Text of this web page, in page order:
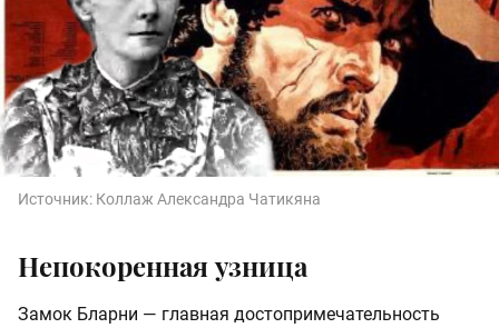
Источник: Коллаж Александра Чатикяна
Непокоренная узница
Замок Бларни — главная достопримечательность